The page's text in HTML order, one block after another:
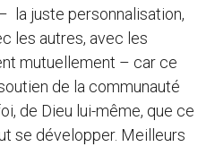
la juste personnalisation,
les autres, avec les
mutuellement – car ce
de la communauté
de Dieu lui-même, que ce
se développer. Meilleurs